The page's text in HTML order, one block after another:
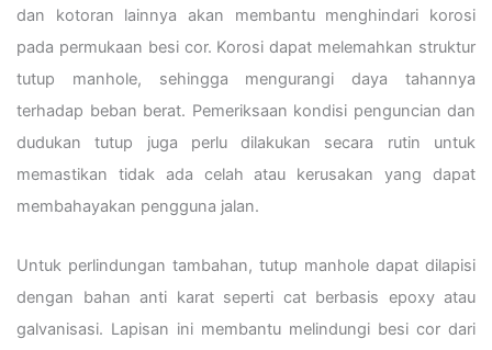
dan kotoran lainnya akan membantu menghindari korosi
pada permukaan besi cor. Korosi dapat melemahkan struktur
tutup manhole, sehingga mengurangi daya tahannya
terhadap beban berat. Pemeriksaan kondisi penguncian dan
dudukan tutup juga perlu dilakukan secara rutin untuk
memastikan tidak ada celah atau kerusakan yang dapat
membahayakan pengguna jalan.
Untuk perlindungan tambahan, tutup manhole dapat dilapisi
dengan bahan anti karat seperti cat berbasis epoxy atau
galvanisasi. Lapisan ini membantu melindungi besi cor dari